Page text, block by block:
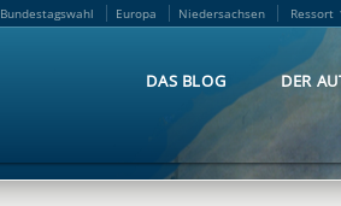
Bundestagswahl Europa Niedersachsen Ressort
DAS BLOG DER
Bundestagswahl Europa Niedersachsen Ressort
DAS BLOG DER